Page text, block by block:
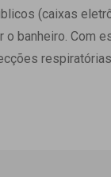
(caixas
o banheiro. Com